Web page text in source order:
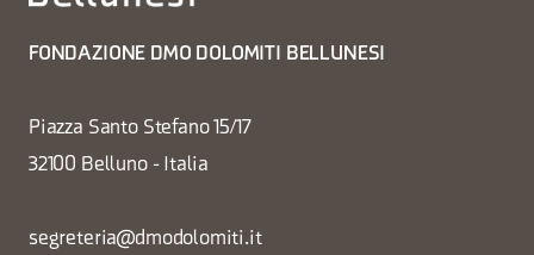
FONDAZIONE DMO DOLOMITI BELLUNESI
Piazza Santo Stefano 15/17
32100 Belluno - Italia
segreteria@dmodolomiti.it